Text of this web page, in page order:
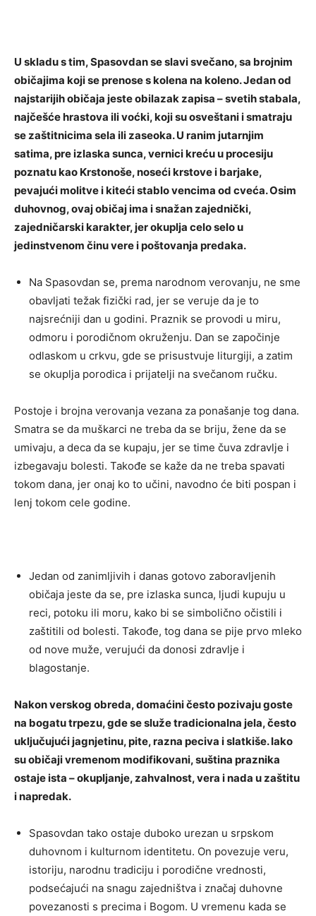
U skladu s tim, Spasovdan se slavi svečano, sa brojnim
običajima koji se prenose s kolena na koleno. Jedan od
najstarijih običaja jeste obilazak zapisa – svetih stabala,
najčešće hrastova ili voćki, koji su osveštani i smatraju
se zaštitnicima sela ili zaseoka. U ranim jutarnjim
satima, pre izlaska sunca, vernici kreću u procesiju
poznatu kao Krstonoše, noseći krstove i barjake,
pevajući molitve i kiteći stablo vencima od cveća. Osim
duhovnog, ovaj običaj ima i snažan zajednički,
zajedničarski karakter, jer okuplja celo selo u
jedinstvenom činu vere i poštovanja predaka.
Na Spasovdan se, prema narodnom verovanju, ne sme
obavljati težak fizički rad, jer se veruje da je to
najsrećniji dan u godini. Praznik se provodi u miru,
odmoru i porodičnom okruženju. Dan se započinje
odlaskom u crkvu, gde se prisustvuje liturgiji, a zatim
se okuplja porodica i prijatelji na svečanom ručku.
Postoje i brojna verovanja vezana za ponašanje tog dana.
Smatra se da muškarci ne treba da se briju, žene da se
umivaju, a deca da se kupaju, jer se time čuva zdravlje i
izbegavaju bolesti. Takođe se kaže da ne treba spavati
tokom dana, jer onaj ko to učini, navodno će biti pospan i
lenj tokom cele godine.
Jedan od zanimljivih i danas gotovo zaboravljenih
običaja jeste da se, pre izlaska sunca, ljudi kupuju u
reci, potoku ili moru, kako bi se simbolično očistili i
zaštitili od bolesti. Takođe, tog dana se pije prvo mleko
od nove muže, verujući da donosi zdravlje i
blagostanje.
Nakon verskog obreda, domaćini često pozivaju goste
na bogatu trpezu, gde se služe tradicionalna jela, često
uključujući jagnjetinu, pite, razna peciva i slatkiše. Iako
su običaji vremenom modifikovani, suština praznika
ostaje ista – okupljanje, zahvalnost, vera i nada u zaštitu
i napredak.
Spasovdan tako ostaje duboko urezan u srpskom
duhovnom i kulturnom identitetu. On povezuje veru,
istoriju, narodnu tradiciju i porodične vrednosti,
podsećajući na snagu zajedništva i značaj duhovne
povezanosti s precima i Bogom. U vremenu kada se